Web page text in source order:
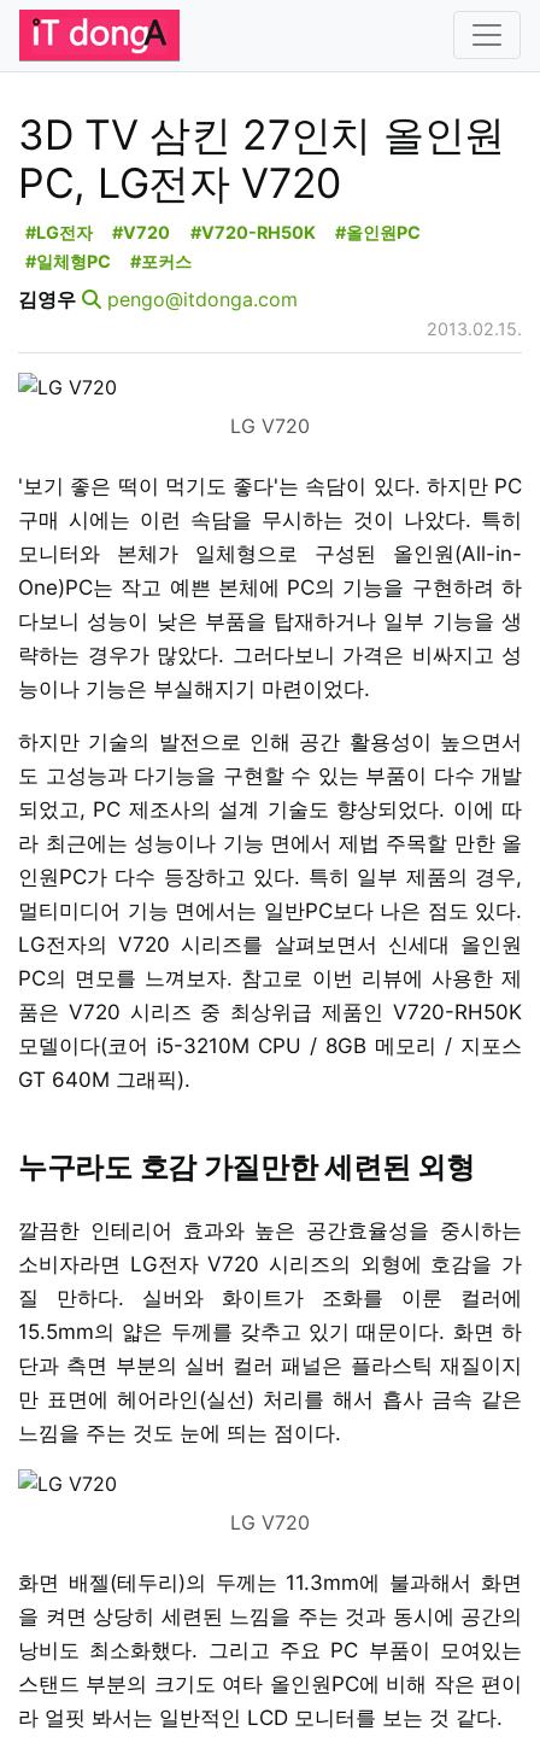
3D TV 삼킨 27인치 올인원
PC, LG전자 V720
#LG전자 #V720 #V720-RH50K
#올인원PC
#일체형PC
#포커스
김영우 pengo@itdonga.com
2013.02.15.
LG V720
'보기 좋은 떡이 먹기도 좋다'는 속담이 있다. 하지만 PC
구매 시에는 이런 속담을 무시하는 것이 나았다. 특히
모니터와 본체가 일체형으로 구성된 올인원(All-in-
One)PC는 작고 예쁜 본체에 PC의 기능을 구현하려 하
다보니 성능이 낮은 부품을 탑재하거나 일부 기능을 생
략하는 경우가 많았다. 그러다보니 가격은 비싸지고 성
능이나 기능은 부실해지기 마련이었다.
하지만 기술의 발전으로 인해 공간 활용성이 높으면서
도 고성능과 다기능을 구현할 수 있는 부품이 다수 개발
되었고, PC 제조사의 설계 기술도 향상되었다. 이에 따
라 최근에는 성능이나 기능 면에서 제법 주목할 만한 올
인원PC가 다수 등장하고 있다. 특히 일부 제품의 경우,
멀티미디어 기능 면에서는 일반PC보다 나은 점도 있다.
LG전자의 V720 시리즈를 살펴보면서 신세대 올인원
PC의 면모를 느껴보자. 참고로 이번 리뷰에 사용한 제
품은 V720 시리즈 중 최상위급 제품인 V720-RH50K
모델이다(코어 i5-3210M CPU / 8GB 메모리 / 지포스
GT 640M 그래픽).
누구라도 호감 가질만한 세련된 외형
깔끔한 인테리어 효과와 높은 공간효율성을 중시하는
소비자라면 LG전자 V720 시리즈의 외형에 호감을 가
질 만하다. 실버와 화이트가 조화를 이룬 컬러에
15.5mm의 얇은 두께를 갖추고 있기 때문이다. 화면 하
단과 측면 부분의 실버 컬러 패널은 플라스틱 재질이지
만 표면에 헤어라인(실선) 처리를 해서 흡사 금속 같은
느낌을 주는 것도 눈에 띄는 점이다.
LG V720
화면 배젤(테두리)의 두께는 11.3mm에 불과해서 화면
을 켜면 상당히 세련된 느낌을 주는 것과 동시에 공간의
낭비도 최소화했다. 그리고 주요 PC 부품이 모여있는
스탠드 부분의 크기도 여타 올인원PC에 비해 작은 편이
라 얼핏 봐서는 일반적인 LCD 모니터를 보는 것 같다.